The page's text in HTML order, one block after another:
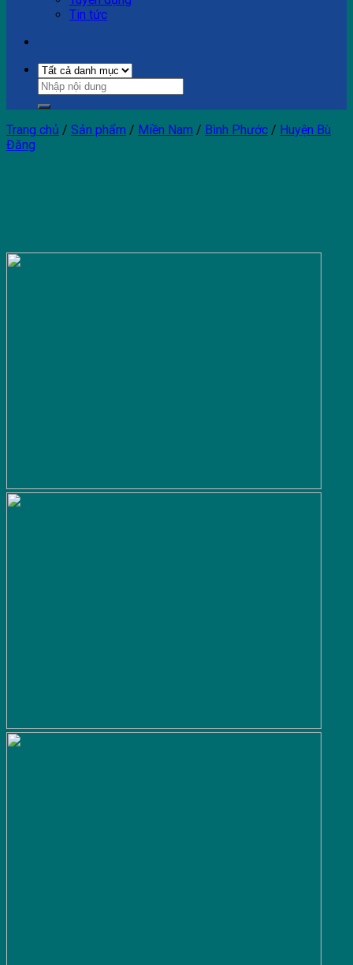
Tin tức
Trang chủ / Sản phẩm / Miền Nam / Bình Phước / Huyện Bù
Đăng